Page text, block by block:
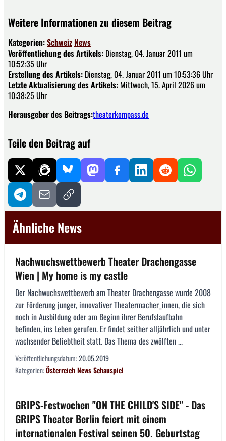
Weitere Informationen zu diesem Beitrag
Kategorien:Schweiz News
Veröffentlichung des Artikels: Dienstag, 04. Januar 2011 um
10:52:35 Uhr
Erstellung des Artikels: Dienstag, 04. Januar 2011 um 10:53:36 Uhr
Letzte Aktualisierung des Artikels: Mittwoch, 15. April 2026 um
10:38:25 Uhr
Herausgeber des Beitrags:theaterkompass.de
Teile den Beitrag auf
Ähnliche News
Nachwuchswettbewerb Theater Drachengasse
Wien | My home is my castle
Der Nachwuchswettbewerb am Theater Drachengasse wurde 2008
zur Förderung junger, innovativer Theatermacher_innen, die sich
noch in Ausbildung oder am Beginn ihrer Berufslaufbahn
befinden, ins Leben gerufen. Er findet seither alljährlich und unter
wachsender Beliebtheit statt. Das Thema des zwölften ...
Veröffentlichungsdatum:20.05.2019
Kategorien:ÖsterreichNewsSchauspiel
GRIPS-Festwochen "ON THE CHILD'S SIDE" - Das
GRIPS Theater Berlin feiert mit einem
internationalen Festival seinen 50. Geburtstag